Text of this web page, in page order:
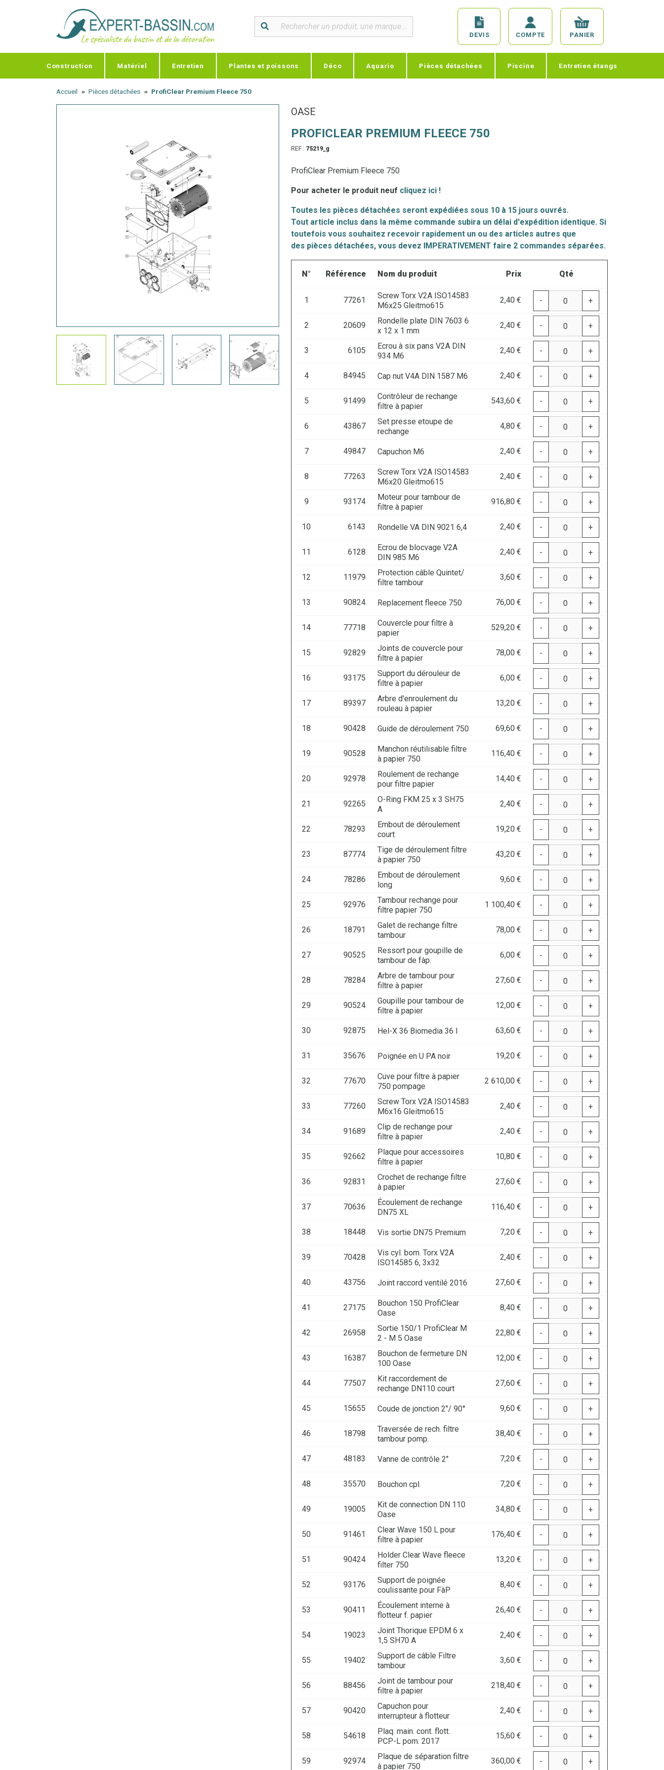
DEVIS COMPTE PANIER
Construction Matériel Entretien Plantes et poissons Déco Aquario Pièces détachées Piscine Entretien étangs
Accueil Pièces détachées ProfiClear Premium Fleece 750
OASE
PROFICLEAR PREMIUM FLEECE 750
REF : 75219_g
ProfiClear Premium Fleece 750
Pour acheter le produit neuf cliquez ici !
Toutes les pièces détachées seront expédiées sous 10 à 15 jours ouvrés.
Tout article inclus dans la même commande subira un délai d'expédition identique. Si
toutefois vous souhaitez recevoir rapidement un ou des articles autres que
des pièces détachées, vous devez IMPERATIVEMENT faire 2 commandes séparées.
N° Référence Nom du produit Prix Qté
1 77261
Screw Torx V2A ISO14583
M6x25 Gleitmo615
2,40 € - +
2 20609
Rondelle plate DIN 7603 6
x 12 x 1 mm
2,40 € - +
3 6105
Ecrou à six pans V2A DIN
934 M6
2,40 € - +
4 84945 Cap nut V4A DIN 1587 M6 2,40 € - +
5 91499
Contrôleur de rechange
filtre à papier
543,60 € - +
6 43867
Set presse etoupe de
rechange
4,80 € - +
7 49847 Capuchon M6 2,40 € - +
8 77263
Screw Torx V2A ISO14583
M6x20 Gleitmo615
2,40 € - +
9 93174
Moteur pour tambour de
filtre à papier
916,80 € - +
10 6143 Rondelle VA DIN 9021 6,4 2,40 € - +
11 6128
Ecrou de blocvage V2A
DIN 985 M6
2,40 € - +
12 11979
Protection câble Quintet/
filtre tambour
3,60 € - +
13 90824 Replacement fleece 750 76,00 € - +
14 77718
Couvercle pour filtre à
papier
529,20 € - +
15 92829
Joints de couvercle pour
filtre à papier
78,00 € - +
16 93175
Support du dérouleur de
filtre à papier
6,00 € - +
17 89397
Arbre d'enroulement du
rouleau à papier
13,20 € - +
18 90428 Guide de déroulement 750 69,60 € - +
19 90528
Manchon réutilisable filtre
à papier 750
116,40 € - +
20 92978
Roulement de rechange
pour filtre papier
14,40 € - +
21 92265
O-Ring FKM 25 x 3 SH75
A
2,40 € - +
22 78293
Embout de déroulement
court
19,20 € - +
23 87774
Tige de déroulement filtre
à papier 750
43,20 € - +
24 78286
Embout de déroulement
long
9,60 € - +
25 92976
Tambour rechange pour
filtre papier 750
1 100,40 € - +
26 18791
Galet de rechange filtre
tambour
78,00 € - +
27 90525
Ressort pour goupille de
tambour de fàp.
6,00 € - +
28 78284
Arbre de tambour pour
filtre à papier
27,60 € - +
29 90524
Goupille pour tambour de
filtre à papier
12,00 € - +
30 92875 Hel-X 36 Biomedia 36 l 63,60 € - +
31 35676 Poignée en U PA noir 19,20 € - +
32 77670
Cuve pour filtre à papier
750 pompage
2 610,00 € - +
33 77260
Screw Torx V2A ISO14583
M6x16 Gleitmo615
2,40 € - +
34 91689
Clip de rechange pour
filtre à papier
2,40 € - +
35 92662
Plaque pour accessoires
filtre à papier
10,80 € - +
36 92831
Crochet de rechange filtre
à papier
27,60 € - +
37 70636
Écoulement de rechange
DN75 XL
116,40 € - +
38 18448 Vis sortie DN75 Premium 7,20 € - +
39 70428
Vis cyl. bom. Torx V2A
ISO14585 6, 3x32
2,40 € - +
40 43756 Joint raccord ventilé 2016 27,60 € - +
41 27175
Bouchon 150 ProfiClear
Oase
8,40 € - +
42 26958
Sortie 150/1 ProfiClear M
2 - M 5 Oase
22,80 € - +
43 16387
Bouchon de fermeture DN
100 Oase
12,00 € - +
44 77507
Kit raccordement de
rechange DN110 court
27,60 € - +
45 15655 Coude de jonction 2"/ 90° 9,60 € - +
46 18798
Traversée de rech. filtre
tambour pomp.
38,40 € - +
47 48183 Vanne de contrôle 2" 7,20 € - +
48 35570 Bouchon cpl. 7,20 € - +
49 19005
Kit de connection DN 110
Oase
34,80 € - +
50 91461
Clear Wave 150 L pour
filtre à papier
176,40 € - +
51 90424
Holder Clear Wave fleece
filter 750
13,20 € - +
52 93176
Support de poignée
coulissante pour FàP
8,40 € - +
53 90411
Écoulement interne à
flotteur f. papier
26,40 € - +
54 19023
Joint Thorique EPDM 6 x
1,5 SH70 A
2,40 € - +
55 19402
Support de câble Filtre
tambour
3,60 € - +
56 88456
Joint de tambour pour
filtre à papier
218,40 € - +
57 90420
Capuchon pour
interrupteur à flotteur
2,40 € - +
58 54618
Plaq. main. cont. flott.
PCP-L pom. 2017
15,60 € - +
59 92974
Plaque de séparation filtre
à papier 750
360,00 € - +